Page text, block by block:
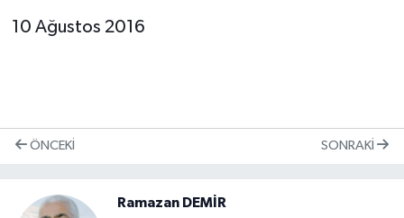
10 Ağustos 2016
ÖNCEKI SONRAKI
Ramazan DEMİR